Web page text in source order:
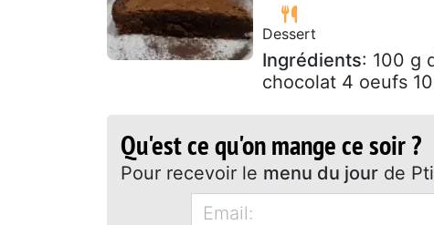
Dessert
Ingrédients: 100 g
chocolat 4 oeufs
Qu'est ce qu'on mange ce soir ?
Pour recevoir le menu du jour de